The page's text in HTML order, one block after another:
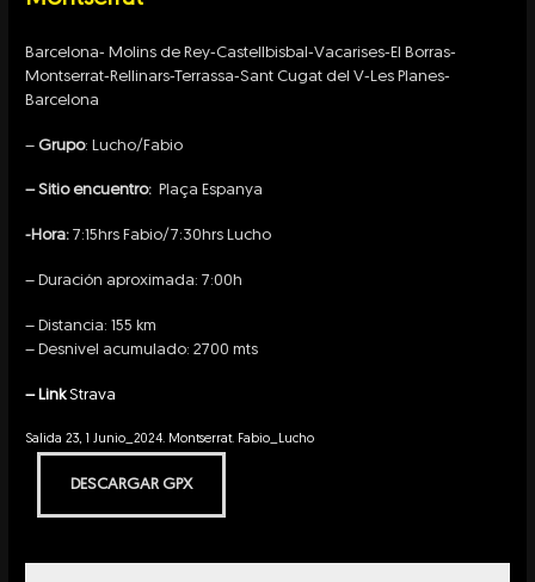
Barcelona- Molins de Rey-Castellbisbal-Vacarises-El Borras-
Montserrat-Rellinars-Terrassa-Sant Cugat del V-Les Planes-
Barcelona
–Grupo: Lucho/Fabio
– Sitio encuentro: Plaça Espanya
-Hora: 7:15hrs Fabio/7:30hrs Lucho
– Duración aproximada: 7:00h
– Distancia: 155 km
– Desnivel acumulado: 2700 mts
– LinkStrava
Salida 23, 1 Junio_2024. Montserrat. Fabio_Lucho
DESCARGAR GPX